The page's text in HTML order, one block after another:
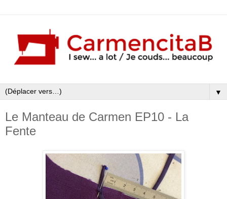
▼
Le Manteau de Carmen EP10 - La
Fente